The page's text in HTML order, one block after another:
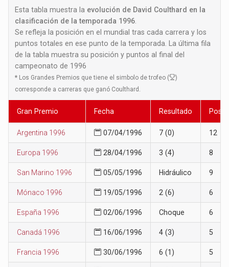
Esta tabla muestra la evolución de David Coulthard en la
clasificación de la temporada 1996
Se refleja la posición en el mundial tras cada carrera y los
puntos totales en ese punto de la temporada. La última fila
de la tabla muestra su posición y puntos al final del
campeonato de 1996
* Los Grandes Premios que tiene el simbolo de trofeo (
)
corresponde a carreras que ganó Coulthard.
Gran Premio Fecha Resultado
Argentina 1996 07/04/1996 7 (0) 12
Europa 1996 28/04/1996 3 (4) 8
San Marino 1996 05/05/1996 Hidráulico 9
Mónaco 1996 19/05/1996 2 (6) 6
España 1996 02/06/1996 Choque 6
Canadá 1996 16/06/1996 4 (3) 5
Francia 1996 30/06/1996 6 (1) 5